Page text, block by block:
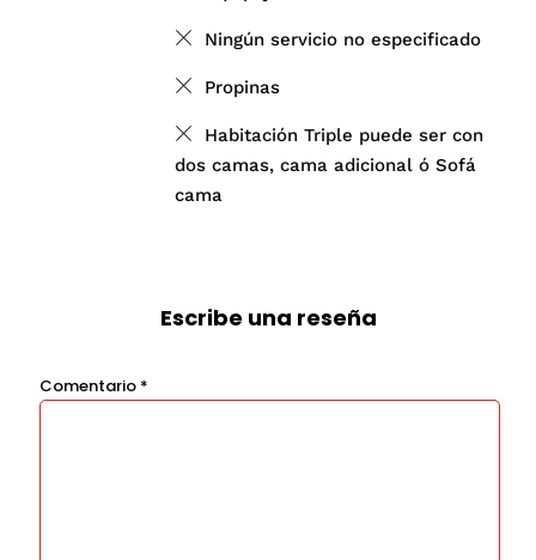
Ningún servicio no especificado
Propinas
Habitación Triple puede ser con
dos camas, cama adicional ó Sofá
cama
Escribe una reseña
Comentario *